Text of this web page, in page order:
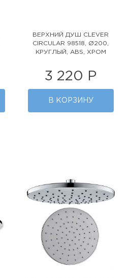
ВЕРХНИЙ ДУШ CLEVER
CIRCULAR 98518, Ø200,
КРУГЛЫЙ, ABS, ХРОМ
3 220 Р
В КОРЗИНУ